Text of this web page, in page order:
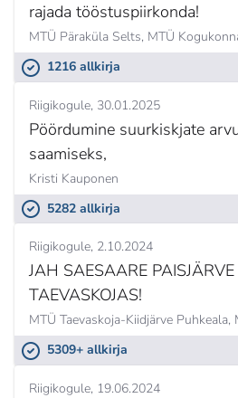
rajada tööstuspiirkonda!
MTÜ Päraküla Selts, MTÜ
1216 allkirja
Riigikogule 30.01.2025
Pöördumine suurkiskjate
saamiseks,
Kristi Kauponen
5282 allkirja
Riigikogule 2.10.2024
JAH SAESAARE
TAEVASKOJAS!
MTÜ Taevaskoja-Kiidjärve Puhkeala,
5309+ allkirja
Riigikogule 19.06.2024